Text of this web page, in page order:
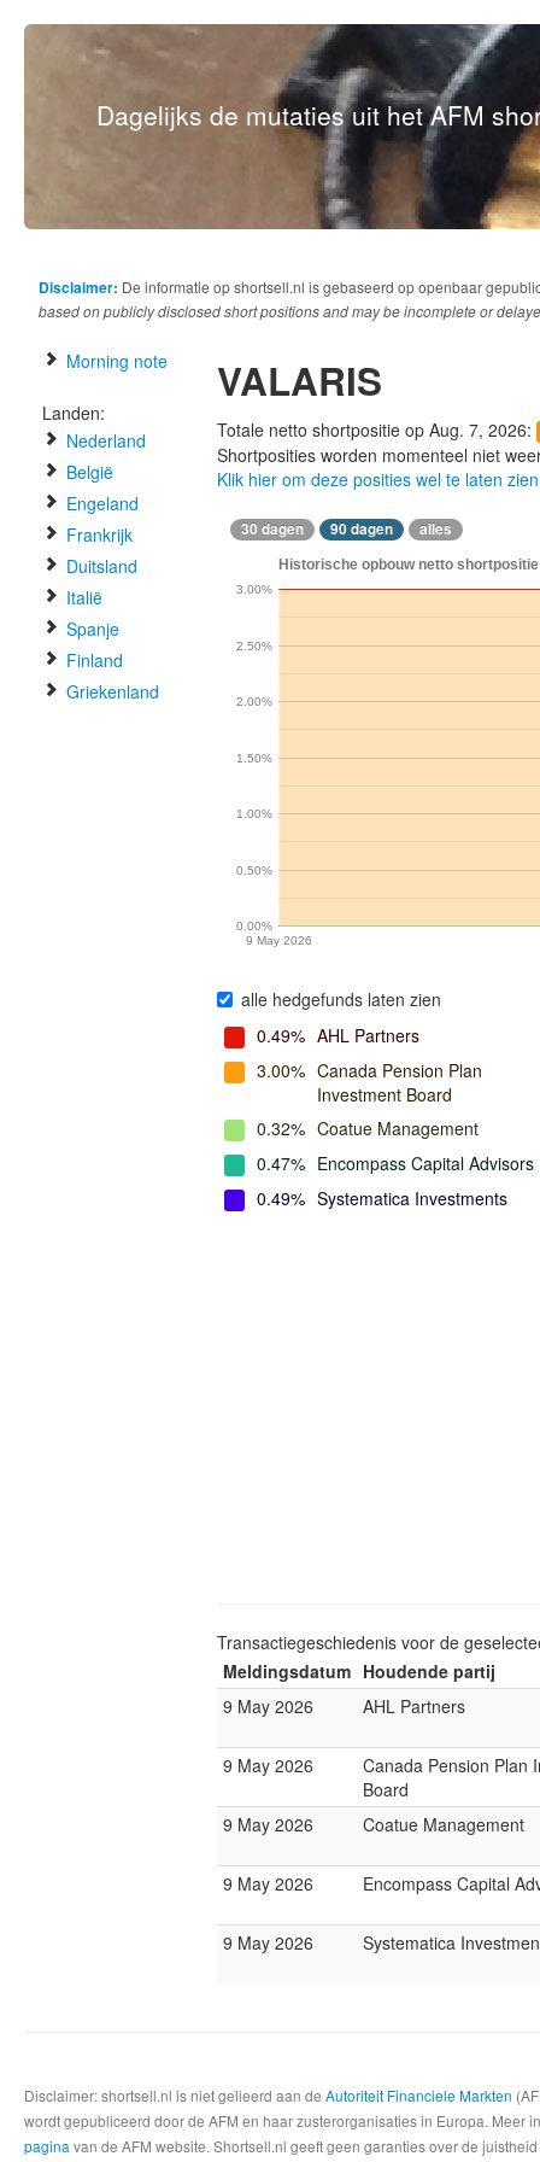
Dagelijks de mutaties uit het AFM
Disclaimer: De informatie op shortsell.nl is gebaseerd op openbaar
based on publicly disclosed short positions and may be incomplete or
Morning note
Landen:
Nederland
België
Engeland
Frankrijk
Duitsland
Italië
Spanje
Finland
Griekenland
VALARIS
Totale netto shortpositie op Aug. 7, 2026:
Shortposities worden momenteel niet
Klik hier om deze posities wel te laten zien
30 dagen 90 dagen alles
Historische opbouw netto
9 May 2026
0.00%
0.50%
1.00%
1.50%
2.00%
2.50%
3.00%
alle hedgefunds laten zien
0.49% AHL Partners
3.00% Canada Pension Plan
Investment Board
0.32% Coatue Management
0.47% Encompass Capital Advisors
0.49% Systematica Investments
Transactiegeschiedenis voor de
Meldingsdatum Houdende partij
9 May 2026
AHL Partners
9 May 2026
Canada Pension Plan
Board
9 May 2026
Coatue Management
9 May 2026 Encompass Capital
9 May 2026 Systematica
Disclaimer: shortsell.nl is niet gelieerd aan de Autoriteit Financiele Markten
wordt gepubliceerd door de AFM en haar zusterorganisaties in Europa.
pagina van de AFM website. Shortsell.nl geeft geen garanties over de